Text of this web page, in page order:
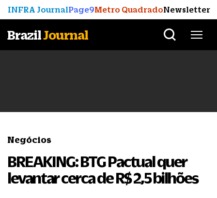
INFRA JournalPage9Metro QuadradoNewsletter
BrazilJournal
Negócios
BREAKING: BTG Pactual quer
levantar cerca de R$ 2,5 bilhões